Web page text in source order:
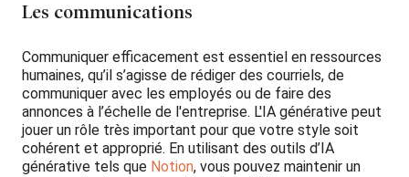
Les communications
Communiquer efficacement est essentiel en ressources
humaines, qu’il s’agisse de rédiger des courriels, de
communiquer avec les employés ou de faire des
annonces à l’échelle de l'entreprise. L'IA générative peut
jouer un rôle très important pour que votre style soit
cohérent et approprié. En utilisant des outils d’IA
générative tels que Notion, vous pouvez maintenir un